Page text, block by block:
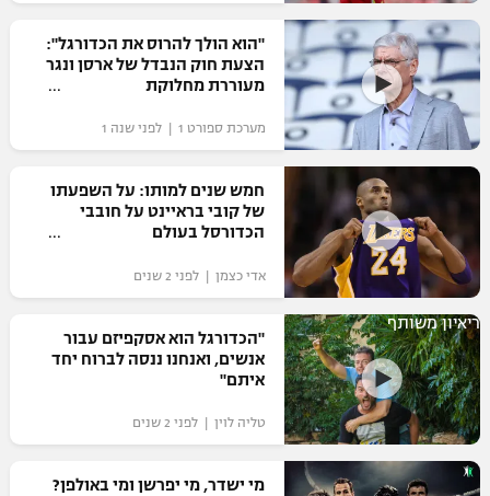
רשיון להקרנה פומבית לבית עסק
הצטרפות לחבילת הערוצים
לוח דרושים – ג'ובנט
המגזין
"הוא הולך להרוס את הכדורגל":
הצעת חוק הנבדל של ארסן ונגר
מעוררת מחלוקת
מערכת ספורט 1 | לפני שנה 1
חמש שנים למותו: על השפעתו
של קובי בראיינט על חובבי
הכדורסל בעולם
אדי כצמן | לפני 2 שנים
ריאיון משותף
"הכדורגל הוא אסקפיזם עבור
אנשים, ואנחנו ננסה לברוח יחד
איתם"
טליה לוין | לפני 2 שנים
מי ישדר, מי יפרשן ומי באולפן?